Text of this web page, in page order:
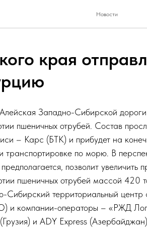
Новости
края
Западно-Сибирской
пшеничных отрубей. Состав
– Карс (БТК) и прибудет на
по морю. В
позволит увеличить
пшеничных отрубей массой 420
Сибирский территориальный центр
и компании-операторы – «РЖД
и ADY Express